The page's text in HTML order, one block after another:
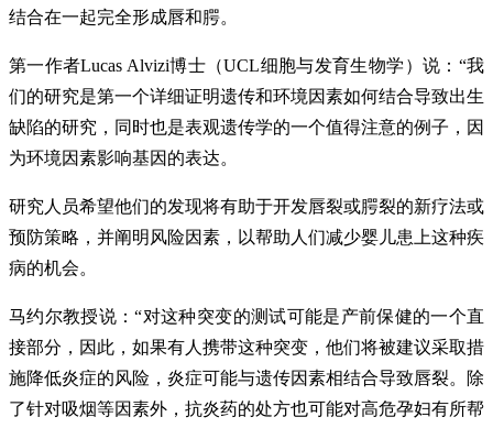
结合在一起完全形成唇和腭。
第一作者Lucas Alvizi博士（UCL细胞与发育生物学）说：“我
们的研究是第一个详细证明遗传和环境因素如何结合导致出生
缺陷的研究，同时也是表观遗传学的一个值得注意的例子，因
为环境因素影响基因的表达。
研究人员希望他们的发现将有助于开发唇裂或腭裂的新疗法或
预防策略，并阐明风险因素，以帮助人们减少婴儿患上这种疾
病的机会。
马约尔教授说：“对这种突变的测试可能是产前保健的一个直
接部分，因此，如果有人携带这种突变，他们将被建议采取措
施降低炎症的风险，炎症可能与遗传因素相结合导致唇裂。除
了针对吸烟等因素外，抗炎药的处方也可能对高危孕妇有所帮